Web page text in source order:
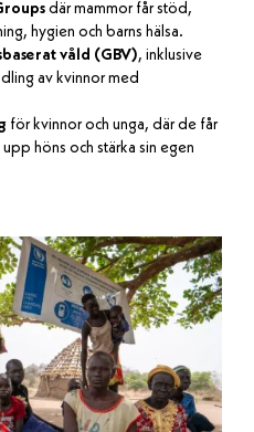
där mammor får stöd,
hygien och barns hälsa.
våld (GBV), inklusive
av kvinnor med
för kvinnor och unga, där de får
höns och stärka sin egen